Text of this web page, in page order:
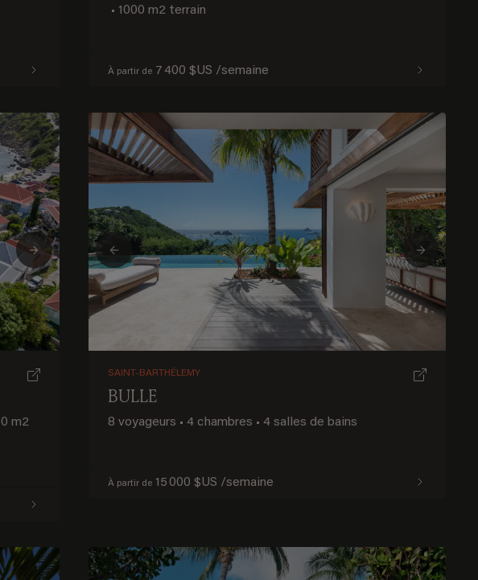
• 1000 m2 terrain
À partir de 7 400 $US /semaine
Previous Next
SAINT-BARTHÉLEMY
BULLE
8 voyageurs • 4 chambres • 4 salles de bains
À partir de 15 000 $US /semaine
Next
m2